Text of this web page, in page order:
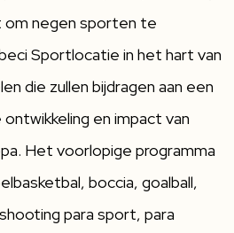
om negen sporten te
Sportlocatie in het hart van
die zullen bijdragen aan een
en impact van
Het voorlopige programma
boccia, goalball,
para sport, para